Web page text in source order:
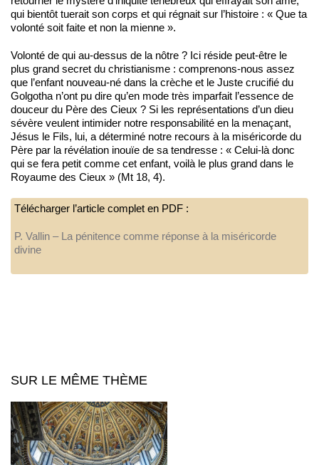
qui bientôt tuerait son corps et qui régnait sur l’histoire : « Que ta
volonté soit faite et non la mienne ».
Volonté de qui au-dessus de la nôtre ? Ici réside peut-être le
plus grand secret du christianisme : comprenons-nous assez
que l’enfant nouveau-né dans la crèche et le Juste crucifié du
Golgotha n’ont pu dire qu’en mode très imparfait l’essence de
douceur du Père des Cieux ? Si les représentations d’un dieu
sévère veulent intimider notre responsabilité en la menaçant,
Jésus le Fils, lui, a déterminé notre recours à la miséricorde du
Père par la révélation inouïe de sa tendresse : « Celui-là donc
qui se fera petit comme cet enfant, voilà le plus grand dans le
Royaume des Cieux » (Mt 18, 4).
Télécharger l’article complet en PDF :
P. Vallin – La pénitence comme réponse à la miséricorde
divine
SUR LE MÊME THÈME